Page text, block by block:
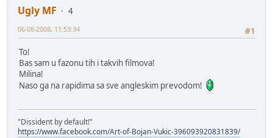
Ugly MF
4
#1
06-08-2008, 11:53:34
To!
Bas sam u fazonu tih i takvih filmova!
Milina!
Naso ga na rapidima sa sve angleskim prevodom!
"Dissident by default!"
https://www.facebook.com/Art-of-Bojan-Vukic-396093920831839/